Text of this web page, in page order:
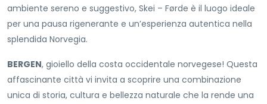
ambiente sereno e suggestivo, Skei – Førde è il luogo ideale
per una pausa rigenerante e un’esperienza autentica nella
splendida Norvegia.
BERGEN, gioiello della costa occidentale norvegese! Questa
affascinante città vi invita a scoprire una combinazione
unica di storia, cultura e bellezza naturale che la rende una